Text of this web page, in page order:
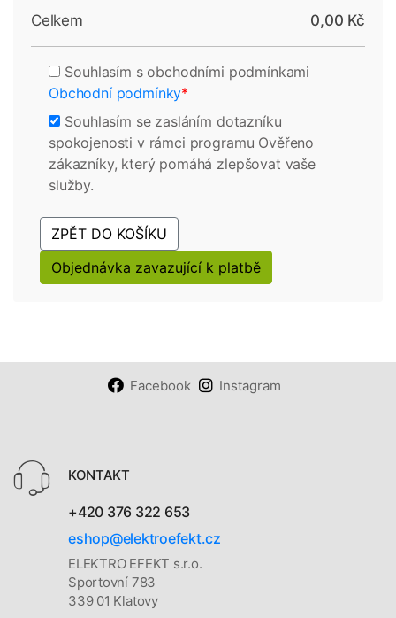
Celkem 0,00 Kč
Souhlasím s obchodními podmínkami
Obchodní podmínky*
Souhlasím se zasláním dotazníku
spokojenosti v rámci programu Ověřeno
zákazníky, který pomáhá zlepšovat vaše
služby.
ZPĚT DO KOŠÍKU
Objednávka zavazující k platbě
Facebook Instagram
KONTAKT
+420 376 322 653
eshop@elektroefekt.cz
ELEKTRO EFEKT s.r.o.
Sportovní 783
339 01 Klatovy